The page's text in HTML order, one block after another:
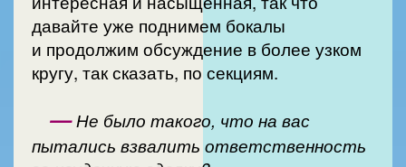
давайте уже поднимем бокалы
и продолжим обсуждение в более узком
кругу, так сказать, по секциям.
—Не было такого, что на вас
пытались взвалить ответственность